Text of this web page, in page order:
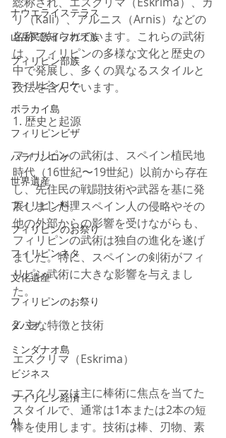
ナウエライステラス
山岳民族イフガオ族
フィリピン部族
フィリピンロケ
ボラカイ島
フィリピンビザ
パラワンロケ
世界遺産
フィリピン料理
フィリピンのお祭り
フィリピンネタ
文化遺産
フィリピンのお祭り
ダバオ
ミンダナオ島
ビジネス
フィリピン経済
AI
リ（Kali）、アルニス（Arnis）などの
名称で知られています。これらの武術
は、フィリピンの多様な文化と歴史の
中で発展し、多くの異なるスタイルと
技法を含んでいます。
1. 歴史と起源
フィリピンの武術は、スペイン植民地
時代（16世紀〜19世紀）以前から存在
し、先住民の戦闘技術や武器を基に発
展しました。スペイン人の侵略やその
他の外部からの影響を受けながらも、
フィリピンの武術は独自の進化を遂げ
ました。特に、スペインの剣術がフィ
リピン武術に大きな影響を与えまし
た。
2. 主な特徴と技術
エスクリマ（Eskrima）
エスクリマは主に棒術に焦点を当てた
スタイルで、通常は1本または2本の短
棒を使用します。技術は棒、刃物、素